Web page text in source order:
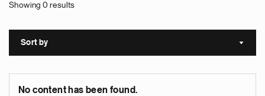
Showing 0 results
Sort by Sort
No content has been found.